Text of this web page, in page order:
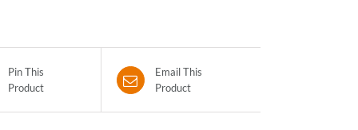
Pin This
Product
Email This
Product